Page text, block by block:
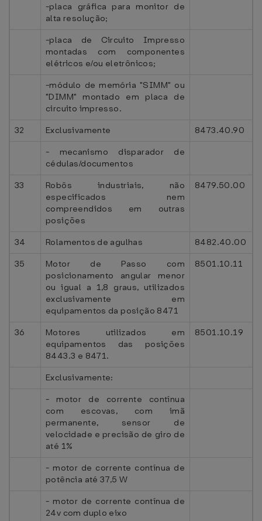
-placa gráfica para monitor de
alta resolução;
-placa de Circuito Impresso
montadas com componentes
elétricos e/ou eletrônicos;
-módulo de memória "SIMM" ou
"DIMM" montado em placa de
circuito impresso.
32
Exclusivamente
8473.40.90
- mecanismo disparador de
cédulas/documentos
33
Robôs industriais, não
especificados nem
compreendidos em outras
posições
8479.50.00
34 Rolamentos de agulhas
8482.40.00
35
Motor de Passo com
posicionamento angular menor
ou igual a 1,8 graus, utilizados
exclusivamente em
equipamentos da posição 8471
8501.10.11
36
Motores utilizados em
equipamentos das posições
8443.3 e 8471.
8501.10.19
Exclusivamente:
- motor de corrente contínua
com escovas, com imã
permanente, sensor de
velocidade e precisão de giro de
até 1%
- motor de corrente contínua de
potência até 37,5 W
- motor de corrente contínua de
24v com duplo eixo